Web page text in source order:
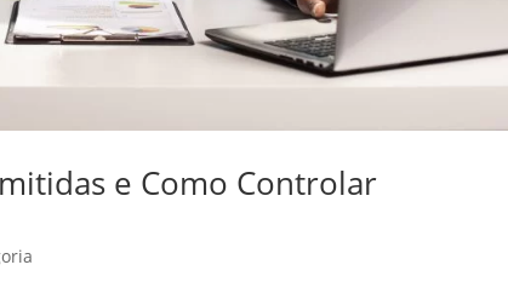
e Como Controlar